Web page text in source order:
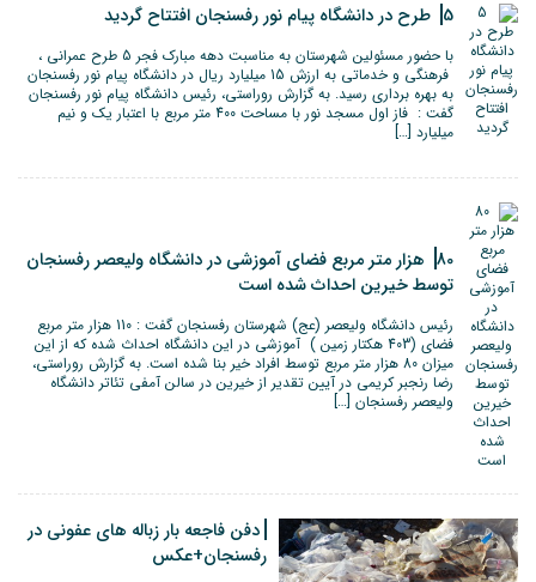
5 طرح در دانشگاه پیام نور رفسنجان افتتاح گردید
با حضور مسئولین شهرستان به مناسبت دهه مبارک فجر 5 طرح عمرانی ،
فرهنگی و خدماتی به ارزش 15 میلیارد ریال در دانشگاه پیام نور رفسنجان
به بهره برداری رسید. به گزارش روراستی، رئیس دانشگاه پیام نور رفسنجان
گفت : فاز اول مسجد نور با مساحت 400 متر مربع با اعتبار یک و نیم
میلیارد […]
80 هزار متر مربع فضای آموزشی در دانشگاه ولیعصر رفسنجان
توسط خیرین احداث شده است
رئیس دانشگاه ولیعصر (عج) شهرستان رفسنجان گفت : 110 هزار متر مربع
فضای (403 هکتار زمین ) آموزشی در این دانشگاه احداث شده که از این
میزان 80 هزار متر مربع توسط افراد خیر بنا شده است. به گزارش روراستی،
رضا رنجبر کریمی در آیین تقدیر از خیرین در سالن آمفی تئاتر دانشگاه
ولیعصر رفسنجان […]
دفن فاجعه بار زباله های عفونی در
رفسنجان+عکس